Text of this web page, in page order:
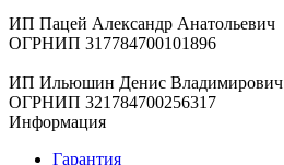
ИП Пацей Александр Анатольевич
ОГРНИП 317784700101896
ИП Ильюшин Денис Владимирович
ОГРНИП 321784700256317
Информация
Гарантия